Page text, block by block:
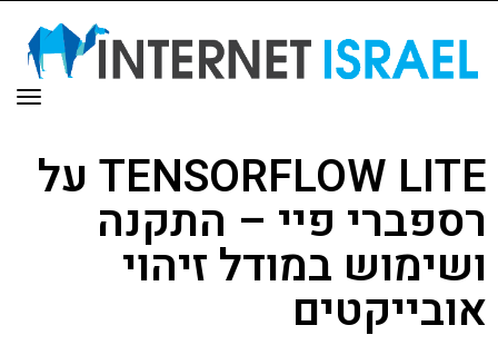
TENSORFLOW LITE על
רספברי פיי – התקנה
ושימוש במודל זיהוי
אובייקטים